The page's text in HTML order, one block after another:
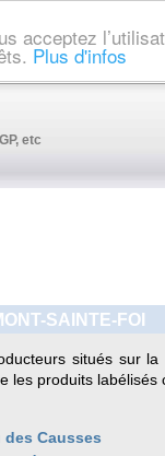
acceptez
Plus d'infos
etc
SAINTE-FOI
situés sur
les produits labélisés
des Causses